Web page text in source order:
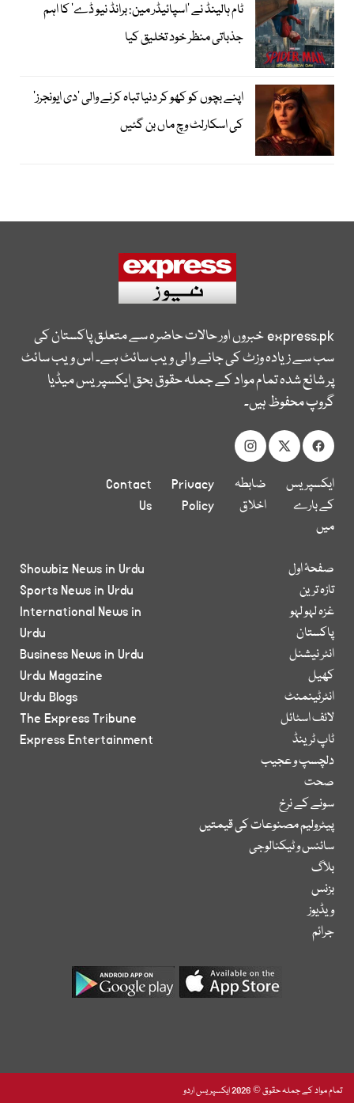
ٹام ہالینڈ نے ’اسپائیڈر مین: برانڈ نیو ڈے‘ کا اہم
جذباتی منظر خود تخلیق کیا
اپنے بچوں کو کھو کر دنیا تباہ کرنے والی ’دی ایونجرز‘
کی اسکارلٹ وچ ماں بن گئیں
express.pkخبروں اور حالات حاضرہ سے متعلق پاکستان کی
سب سے زیادہ وزٹ کی جانے والی ویب سائٹ ہے۔ اس ویب سائٹ
پر شائع شدہ تمام مواد کے جملہ حقوق بحق ایکسپریس میڈیا
گروپ محفوظ ہیں۔
ایکسپریس
کے بارے
میں
ضابطہ
اخلاق
Privacy
Policy
Contact
Us
صفحۂ اول
تازہ ترین
غزہ لہو لہو
پاکستان
انٹر نیشنل
کھیل
انٹرٹینمنٹ
لائف اسٹائل
ٹاپ ٹرینڈ
دلچسپ و عجیب
صحت
سونے کے نرخ
پیٹرولیم مصنوعات کی قیمتیں
سائنس و ٹیکنالوجی
بلاگ
بزنس
ویڈیوز
جرائم
Showbiz News in Urdu
Sports News in Urdu
International News in
Urdu
Business News in Urdu
Urdu Magazine
Urdu Blogs
The Express Tribune
Express Entertainment
تمام مواد کے جملہ حقوق © 2026 ایکسپریس اردو